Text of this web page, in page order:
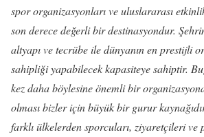
spor organizasyonları ve uluslararası
son derece değerli bir destinasyondur.
altyapı ve tecrübe ile dünyanın en prestijli
sahipliği yapabilecek kapasiteye sahiptir.
kez daha böylesine önemli bir
olması bizler için büyük bir gurur
farklı ülkelerden sporcuları, ziyaretçileri ve